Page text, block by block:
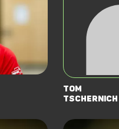
Tom
Tschernich